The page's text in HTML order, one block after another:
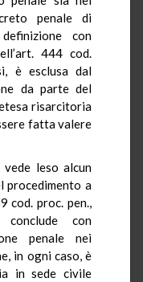
penale di
con
444 cod.
è esclusa dal
da parte del
risarcitoria
fatta valere
leso alcun
procedimento a
cod. proc. pen.,
con
penale nei
in ogni caso, è
in sede civile